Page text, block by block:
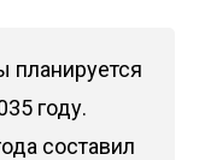
планируется
году.
составил